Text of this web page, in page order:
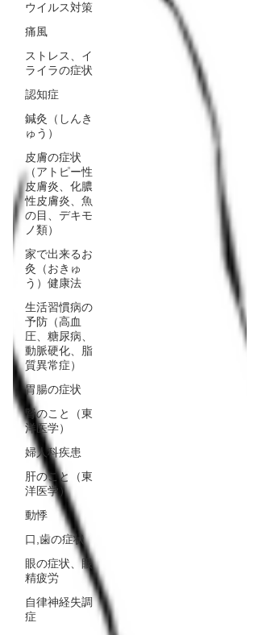
ウイルス対策
痛風
ストレス、イ
ライラの症状
認知症
鍼灸（しんき
ゅう）
皮膚の症状
（アトピー性
皮膚炎、化膿
性皮膚炎、魚
の目、デキモ
ノ類）
家で出来るお
灸（おきゅ
う）健康法
生活習慣病の
予防（高血
圧、糖尿病、
動脈硬化、脂
質異常症）
胃腸の症状
腎のこと（東
洋医学）
婦人科疾患
肝のこと（東
洋医学）
動悸
口,歯の症状
眼の症状、眼
精疲労
自律神経失調
症